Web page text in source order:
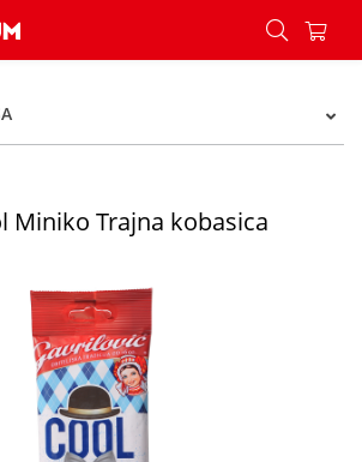
Cool Miniko Trajna kobasica classic 60
Miniko Trajna kobasica